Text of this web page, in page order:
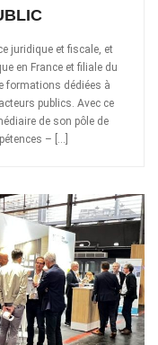
juridique et fiscale, et
en France et filiale du
formations dédiées à
publics. Avec ce
de son pôle de
– […]